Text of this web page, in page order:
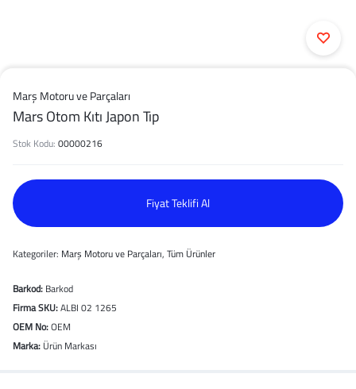
Marş Motoru ve Parçaları
Mars Otom Kıtı Japon Tıp
Stok Kodu: 00000216
Fiyat Teklifi Al
Kategoriler: Marş Motoru ve Parçaları, Tüm Ürünler
Barkod: Barkod
Firma SKU:ALBI 02 1265
OEM No:OEM
Marka: Ürün Markası